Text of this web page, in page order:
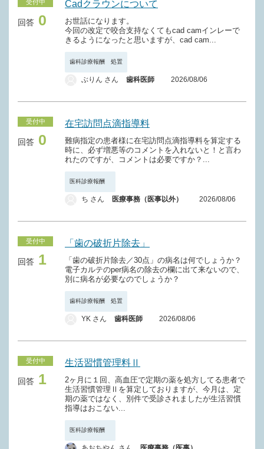
受付中
回答 0
Cadクラウンについて
お世話になります。
今回の改定で咬合支持なくてもcad camインレーで
きるようになったと思いますが、cad cam...
歯科診療報酬 処置
ぶりん さん 歯科医師 2026/08/06
受付中
回答 0
在宅訪問点滴指導料
難病指定の患者様に在宅訪問点滴指導料を算定する
時に、必ず増悪等のコメントを入れないと！と言わ
れたのですが、コメントは必要ですか？...
医科診療報酬
ち さん 医療事務（医事以外） 2026/08/06
受付中
回答 1
「歯の破折片除去」
「歯の破折片除去／30点」の病名は何でしょうか？
電子カルテのper病名の除去の欄に出て来ないので、
別に病名が必要なのでしょうか？
歯科診療報酬 処置
YK さん 歯科医師 2026/08/06
受付中
回答 1
生活習慣管理料Ⅱ
2ヶ月に１回、高血圧で定期の薬を処方してる患者で
生活習慣管理Ⅱを算定しておりますが、今月は、定
期の薬ではなく、別件で受診されましたが生活習慣
指導はおこない...
医科診療報酬